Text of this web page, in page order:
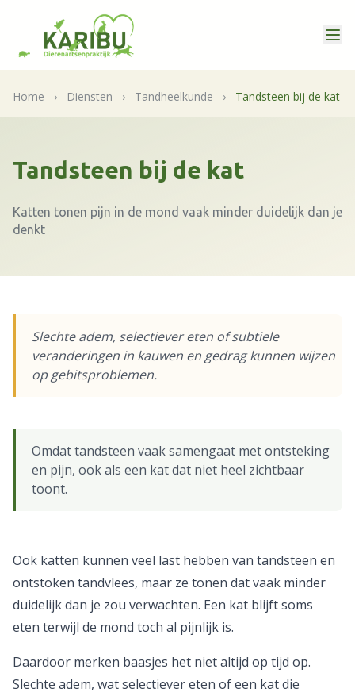
Home › Diensten › Tandheelkunde › Tandsteen bij de kat
Tandsteen bij de kat
Katten tonen pijn in de mond vaak minder duidelijk dan je
denkt
Slechte adem, selectiever eten of subtiele
veranderingen in kauwen en gedrag kunnen wijzen
op gebitsproblemen.
Omdat tandsteen vaak samengaat met ontsteking
en pijn, ook als een kat dat niet heel zichtbaar
toont.
Ook katten kunnen veel last hebben van tandsteen en
ontstoken tandvlees, maar ze tonen dat vaak minder
duidelijk dan je zou verwachten. Een kat blijft soms
eten terwijl de mond toch al pijnlijk is.
Daardoor merken baasjes het niet altijd op tijd op.
Slechte adem, wat selectiever eten of een kat die